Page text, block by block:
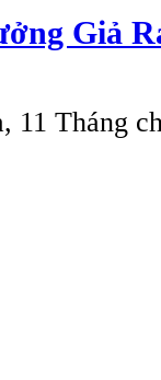
Giả
11 Tháng